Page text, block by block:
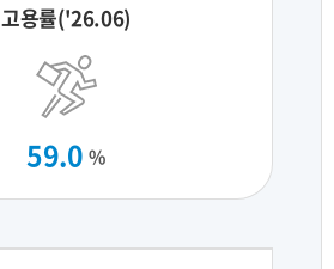
고용률('26.06)
59.0 %